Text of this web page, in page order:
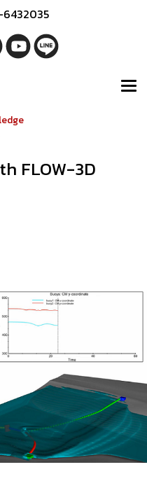
6432035
FLOW-3D